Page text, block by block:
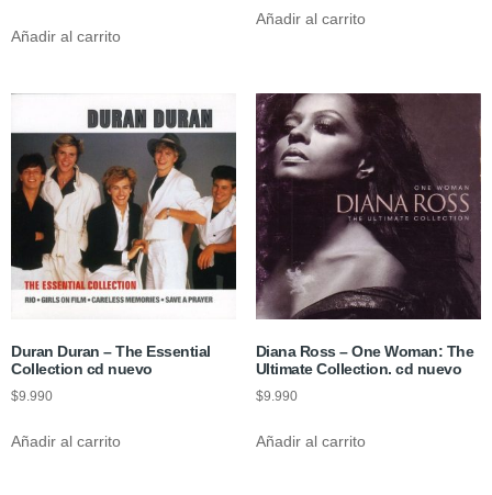
Añadir al carrito
Añadir al carrito
Duran Duran – The Essential
Collection cd nuevo
$9.990
Añadir al carrito
Diana Ross – One Woman: The
Ultimate Collection. cd nuevo
$9.990
Añadir al carrito